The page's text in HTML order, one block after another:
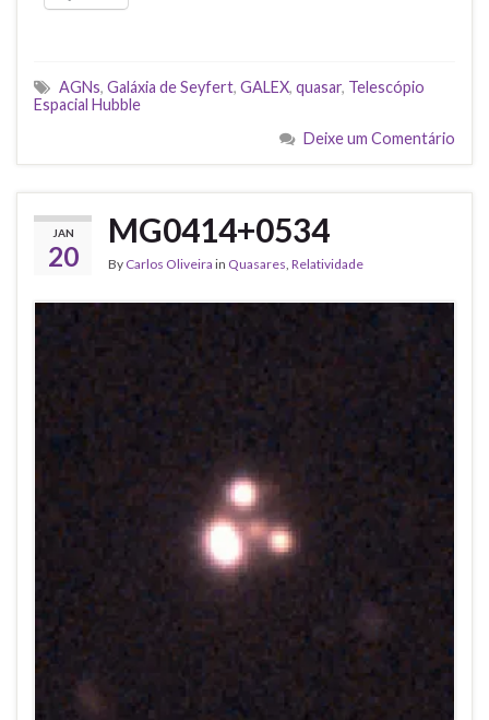
AGNs, Galáxia de Seyfert, GALEX, quasar, Telescópio
Espacial Hubble
Deixe um Comentário
JAN
20
MG0414+0534
By Carlos Oliveira in Quasares, Relatividade